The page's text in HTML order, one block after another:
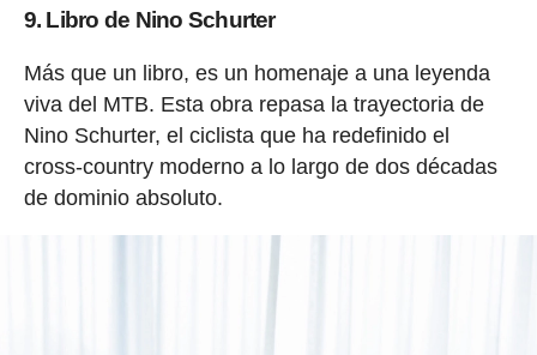
9. Libro de Nino Schurter
Más que un libro, es un homenaje a una leyenda
viva del MTB. Esta obra repasa la trayectoria de
Nino Schurter, el ciclista que ha redefinido el
cross-country moderno a lo largo de dos décadas
de dominio absoluto.